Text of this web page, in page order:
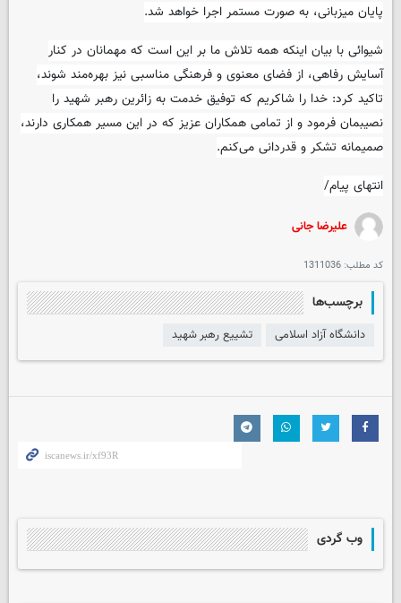
پایان میزبانی، به صورت مستمر اجرا خواهد شد.
شیوائی با بیان اینکه همه تلاش ما بر این است که مهمانان در کنار
آسایش رفاهی، از فضای معنوی و فرهنگی مناسبی نیز بهره‌مند شوند،
تاکید کرد: خدا را شاکریم که توفیق خدمت به زائرین رهبر شهید را
نصیبمان فرمود و از تمامی همکاران عزیز که در این مسیر همکاری دارند،
صمیمانه تشکر و قدردانی می‌کنم.
انتهای پیام/
علیرضا جانی
کد مطلب: 1311036
برچسب‌ها
دانشگاه آزاد اسلامی تشییع رهبر شهید
وب گردی